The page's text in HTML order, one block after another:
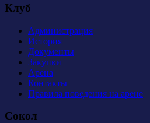
Клуб
Администрация
История
Документы
Закупки
Арена
Контакты
Правила поведения на арене
Сокол